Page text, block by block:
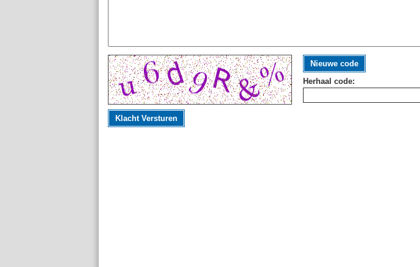
Nieuwe code
Herhaal code:
Klacht Versturen